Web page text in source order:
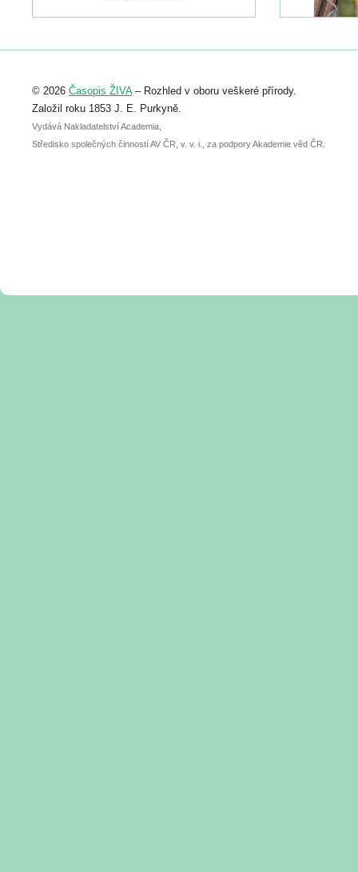
Registrovat se můžete do 6. září.
abstraktu přihlášené přednášky nebo
posteru je už 30. června.
© 2026 Časopis ŽIVA– Rozhled v oboru veškeré přírody.
Založil roku 1853 J. E. Purkyně.
Vydává Nakladatelství Academia,
Středisko společných činností AV ČR, v. v. i., za podpory Akademie věd ČR.